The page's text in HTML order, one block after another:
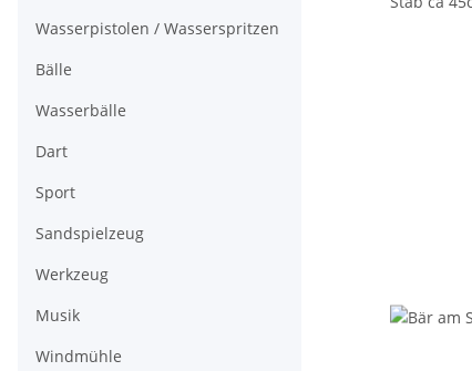
Wasserpistolen / Wasserspritzen
Bälle
Wasserbälle
Dart
Sport
Sandspielzeug
Werkzeug
Musik
Windmühle